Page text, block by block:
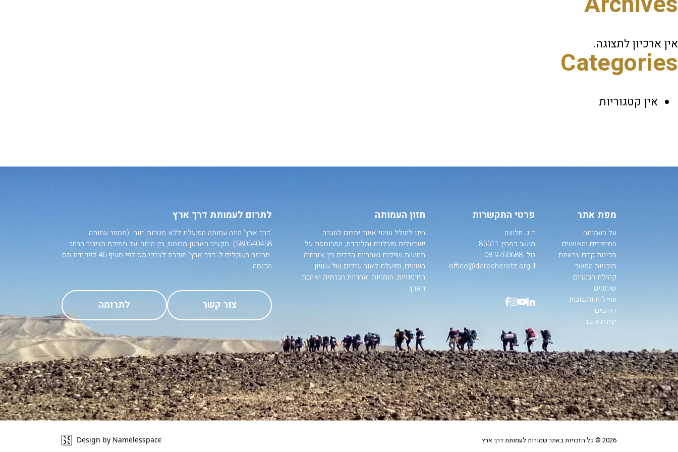
אין ארכיון לתצוגה.
Categories
אין קטגוריות
מפת אתר
על העמותה
הסיפורים והאנשים
מכינות קדם צבאיות
תוכניות המשך
קהילת הבוגרים
שותפים
שאלות ותשובות
דרושים
יצירת קשר
פרטי התקשרות
ד.נ. חלוצה
מושב כמהין 85511
טל.08-9760688
office@derecheretz.org.il
חזון העמותה
הינו לחולל שינוי אשר יתרום לחברה
ישראלית סובלנית ומלוכדת, המבוססת על
תחושת שייכות ואחריות הדדית בין אזרחיה
השונים, ופועלת לאור ערכים של שוויון
הזדמנויות, הומניות, אחריות חברתית ואהבת
הארץ.
לתרום לעמותת דרך ארץ
'דרך ארץ' הינה עמותה הפועלת ללא מטרות רווח. (מספר עמותה:
580540458). תקציב הארגון מבוסס, בין היתר, על תמיכת הציבור הרחב
.תרומה בשקלים ל-'דרך ארץ' מוכרת לצרכי מס לפי סעיף 46 לפקודת מס
הכנסה.
צור קשר לתרומה
2026 © כל הזכויות באתר שמורות לעמותת דרך ארץ